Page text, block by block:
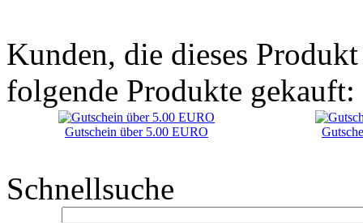
Kunden, die dieses
folgende Produkte gekauft:
Gutschein über 5.00 EURO
Schnellsuche